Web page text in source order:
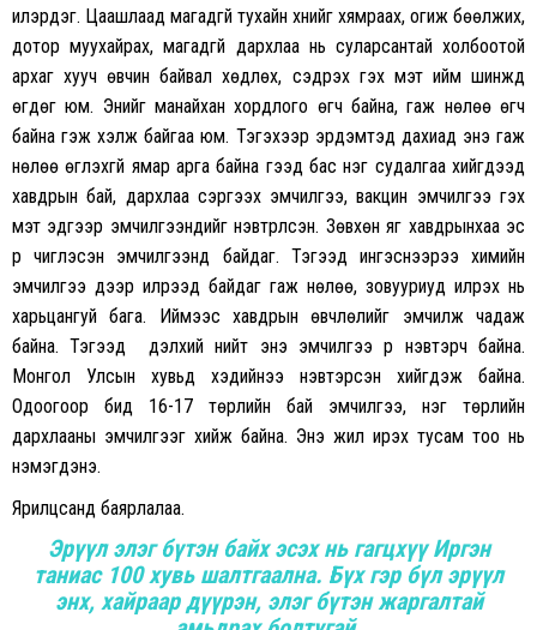
илэрдэг. Цаашлаад магадгүй тухайн хүнийг хямраах, огиж бөөлжих,
дотор муухайрах, магадгүй дархлаа нь суларсантай холбоотой
архаг хууч өвчин байвал хөдлөх, сэдрэх гэх мэт ийм шинжүүд
өгдөг юм. Энийг манайхан хордлого өгч байна, гаж нөлөө өгч
байна гэж хэлж байгаа юм. Тэгэхээр эрдэмтэд дахиад энэ гаж
нөлөө өгүүлэхгүй ямар арга байна гээд бас нэг судалгаа хийгдээд
хавдрын бай, дархлаа сэргээх эмчилгээ, вакцин эмчилгээ гэх
мэт эдгээр эмчилгээнүүдийг нэвтрүүлсэн. Зөвхөн яг хавдрынхаа эс
рүү чиглэсэн эмчилгээнүүд байдаг. Тэгээд ингэснээрээ химийн
эмчилгээ дээр илрээд байдаг гаж нөлөө, зовууриуд илрэх нь
харьцангуй бага. Иймээс хавдрын өвчлөлийг эмчилж чадаж
байна. Тэгээд дэлхий нийт энэ эмчилгээ рүү нэвтэрч байна.
Монгол Улсын хувьд хэдийнээ нэвтэрсэн хийгдэж байна.
Одоогоор бид 16-17 төрлийн бай эмчилгээ, нэг төрлийн
дархлааны эмчилгээг хийж байна. Энэ жил ирэх тусам тоо нь
нэмэгдэнэ.
Ярилцсанд баярлалаа.
Эрүүл элэг бүтэн байх эсэх нь гагцхүү Иргэн
таниас 100 хувь шалтгаална. Бүх гэр бүл эрүүл
энх, хайраар дүүрэн, элэг бүтэн жаргалтай